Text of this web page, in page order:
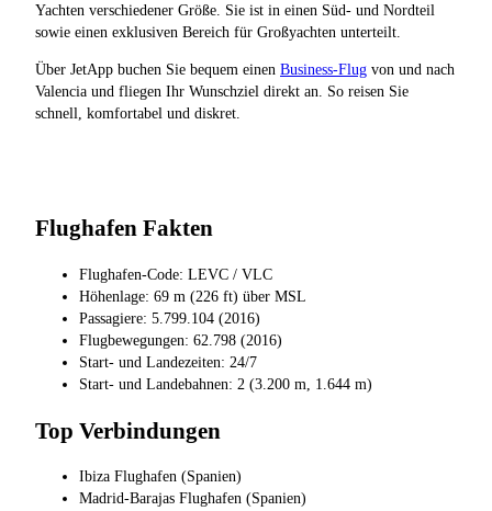
Yachten verschiedener Größe. Sie ist in einen Süd- und Nordteil
sowie einen exklusiven Bereich für Großyachten unterteilt.
Über JetApp buchen Sie bequem einen Business-Flug von und nach
Valencia und fliegen Ihr Wunschziel direkt an. So reisen Sie
schnell, komfortabel und diskret.
Flughafen Fakten
Flughafen-Code: LEVC / VLC
Höhenlage: 69 m (226 ft) über MSL
Passagiere: 5.799.104 (2016)
Flugbewegungen: 62.798 (2016)
Start- und Landezeiten: 24/7
Start- und Landebahnen: 2 (3.200 m, 1.644 m)
Top Verbindungen
Ibiza Flughafen (Spanien)
Madrid-Barajas Flughafen (Spanien)